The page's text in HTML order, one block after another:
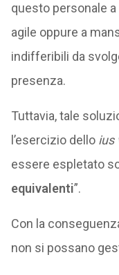
questo personale
agile oppure a
indifferibili da
presenza.
Tuttavia, tale
l’esercizio dello ius
essere espletato
equivalenti”.
Con la
non si possano